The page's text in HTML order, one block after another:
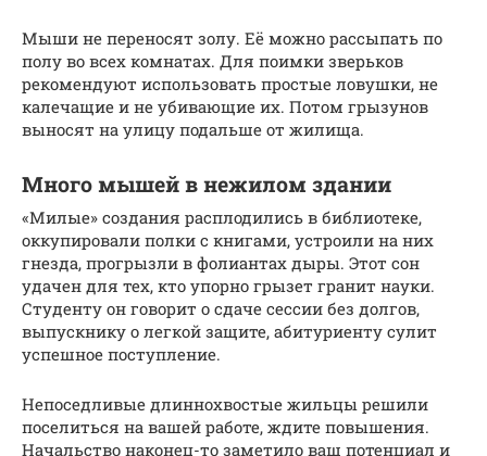
Мыши не переносят золу. Её можно рассыпать по
полу во всех комнатах. Для поимки зверьков
рекомендуют использовать простые ловушки, не
калечащие и не убивающие их. Потом грызунов
выносят на улицу подальше от жилища.
Много мышей в нежилом здании
«Милые» создания расплодились в библиотеке,
оккупировали полки с книгами, устроили на них
гнезда, прогрызли в фолиантах дыры. Этот сон
удачен для тех, кто упорно грызет гранит науки.
Студенту он говорит о сдаче сессии без долгов,
выпускнику о легкой защите, абитуриенту сулит
успешное поступление.
Непоседливые длиннохвостые жильцы решили
поселиться на вашей работе, ждите повышения.
Начальство наконец-то заметило ваш потенциал и